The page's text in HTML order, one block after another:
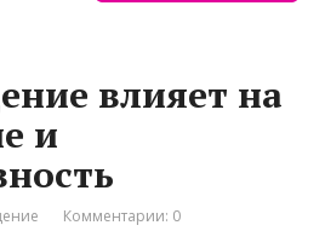
влияет на
и
Комментарии: 0